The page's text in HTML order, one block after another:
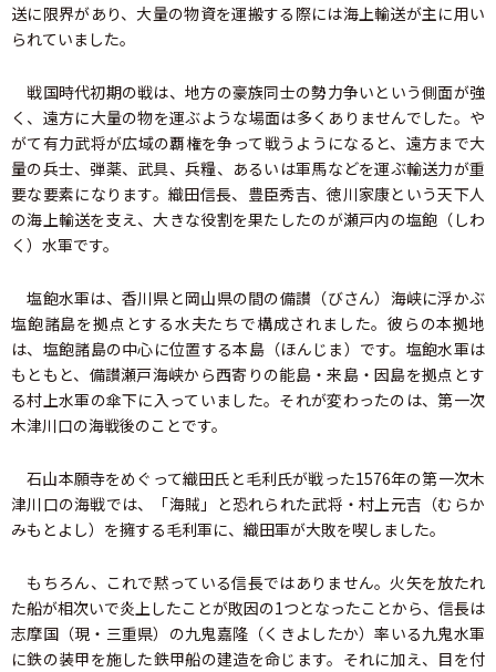
送に限界があり、大量の物資を運搬する際には海上輸送が主に用い
られていました。
戦国時代初期の戦は、地方の豪族同士の勢力争いという側面が強
く、遠方に大量の物を運ぶような場面は多くありませんでした。や
がて有力武将が広域の覇権を争って戦うようになると、遠方まで大
量の兵士、弾薬、武具、兵糧、あるいは軍馬などを運ぶ輸送力が重
要な要素になります。織田信長、豊臣秀吉、徳川家康という天下人
の海上輸送を支え、大きな役割を果たしたのが瀬戸内の塩飽（しわ
く）水軍です。
塩飽水軍は、香川県と岡山県の間の備讃（びさん）海峡に浮かぶ
塩飽諸島を拠点とする水夫たちで構成されました。彼らの本拠地
は、塩飽諸島の中心に位置する本島（ほんじま）です。塩飽水軍は
もともと、備讃瀬戸海峡から西寄りの能島・来島・因島を拠点とす
る村上水軍の傘下に入っていました。それが変わったのは、第一次
木津川口の海戦後のことです。
石山本願寺をめぐって織田氏と毛利氏が戦った1576年の第一次木
津川口の海戦では、「海賊」と恐れられた武将・村上元吉（むらか
みもとよし）を擁する毛利軍に、織田軍が大敗を喫しました。
もちろん、これで黙っている信長ではありません。火矢を放たれ
た船が相次いで炎上したことが敗因の1つとなったことから、信長は
志摩国（現・三重県）の九鬼嘉隆（くきよしたか）率いる九鬼水軍
に鉄の装甲を施した鉄甲船の建造を命じます。それに加え、目を付